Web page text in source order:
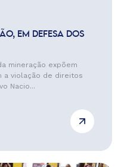
EM DEFESA DOS
mineração expõem
a violação de direitos
Nacio...